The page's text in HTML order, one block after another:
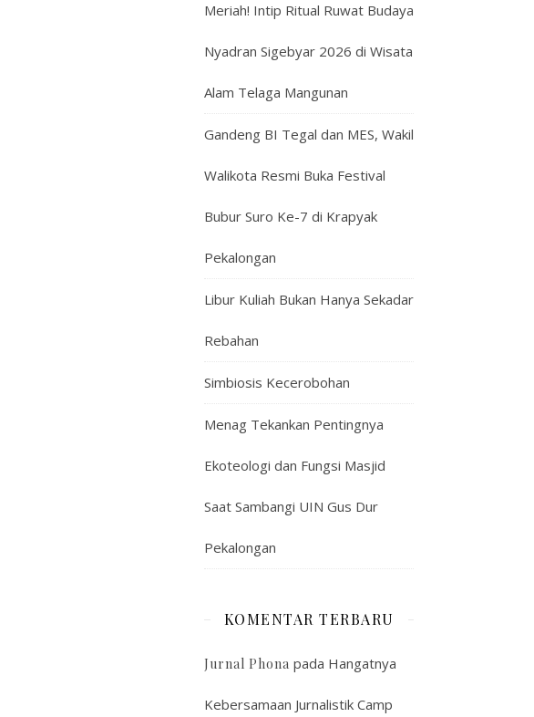
Meriah! Intip Ritual Ruwat Budaya
Nyadran Sigebyar 2026 di Wisata
Alam Telaga Mangunan
Gandeng BI Tegal dan MES, Wakil
Walikota Resmi Buka Festival
Bubur Suro Ke-7 di Krapyak
Pekalongan
Libur Kuliah Bukan Hanya Sekadar
Rebahan
Simbiosis Kecerobohan
Menag Tekankan Pentingnya
Ekoteologi dan Fungsi Masjid
Saat Sambangi UIN Gus Dur
Pekalongan
KOMENTAR TERBARU
Jurnal Phona pada Hangatnya
Kebersamaan Jurnalistik Camp